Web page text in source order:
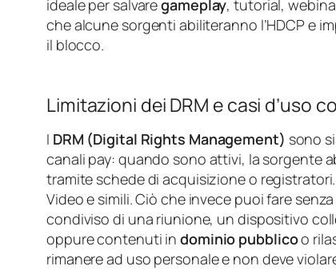
ideale per salvaregameplay, tutorial,
che alcune sorgenti abiliteranno l’HDCP e
il blocco.
Limitazioni dei DRM e casi d’uso
I DRM (Digital Rights Management) sono
canali pay: quando sono attivi, la sorgente
tramite schede di acquisizione o
Video e simili. Ciò che invece puoi fare
condiviso di una riunione, un dispositivo
oppure contenuti in dominio pubblicoo
rimanere ad uso personale e non deve